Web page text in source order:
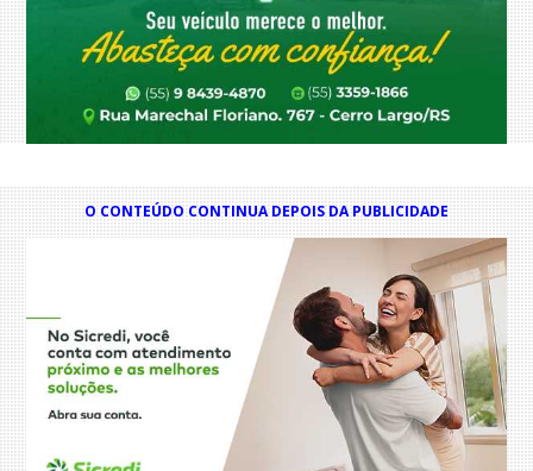
O CONTEÚDO CONTINUA DEPOIS DA PUBLICIDADE